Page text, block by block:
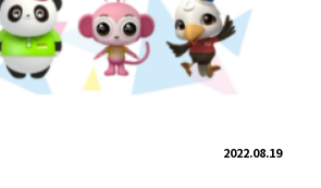
2022.08.19